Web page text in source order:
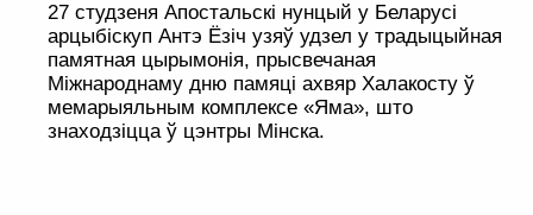
27 студзеня Апостальскі нунцый у Беларусі
арцыбіскуп Антэ Ёзіч узяў удзел у традыцыйная
памятная цырымонія, прысвечаная
Міжнароднаму дню памяці ахвяр Халакосту ў
мемарыяльным комплексе «Яма», што
знаходзіцца ў цэнтры Мінска.